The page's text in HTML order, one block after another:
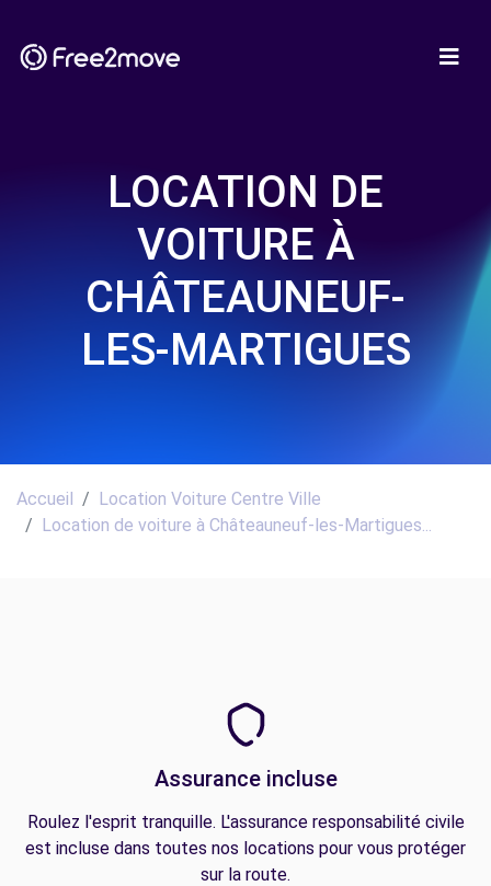
LOCATION DE
VOITURE À
CHÂTEAUNEUF-
LES-MARTIGUES
Accueil
Location Voiture Centre Ville
Location de voiture à Châteauneuf-les-Martigues...
Assurance incluse
Roulez l'esprit tranquille. L'assurance responsabilité civile
est incluse dans toutes nos locations pour vous protéger
sur la route.